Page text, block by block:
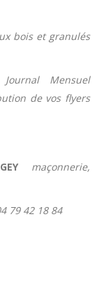
bois et granulés
Journal Mensuel
de vos flyers
maçonnerie,
79 42 18 84